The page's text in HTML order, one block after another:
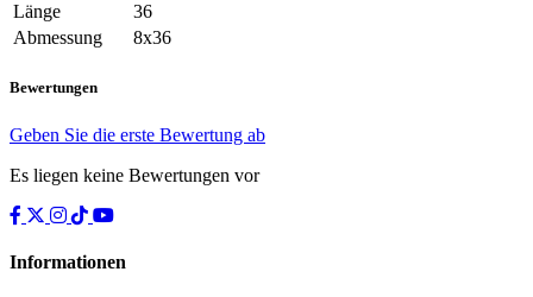
Länge
36
Abmessung
8x36
Bewertungen
Geben Sie die erste Bewertung ab
Es liegen keine Bewertungen vor
Informationen